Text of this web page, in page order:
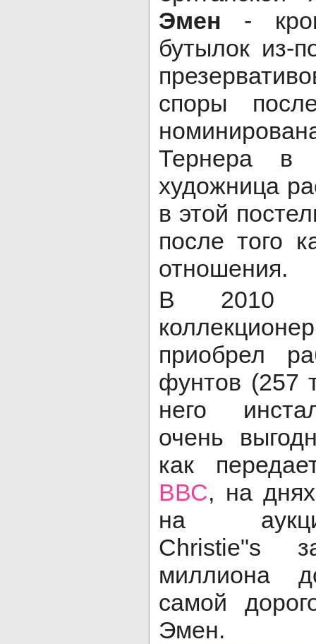
Эмен -
бутылок из-
споры
Тернера в
художница
в этой
после того
отношения.
В 2010
приобрел
фунтов (257
него
очень
как
ВВС, на
на
Christie"s
миллиона
самой
Эмен.